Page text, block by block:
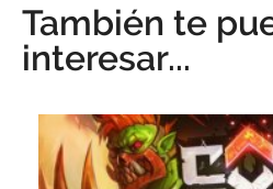
También te
interesar...